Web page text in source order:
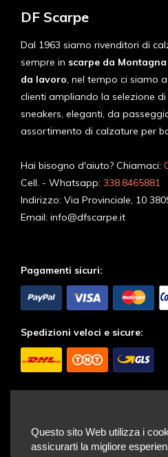
Questo sito Web utilizza i
assicurarti la migliore
DF Scarpe
Dal 1963 siamo rivenditori di
sempre in scarpe da Montagna
da lavoro, nel tempo ci siamo
clienti ampliando la selezione
sneakers, eleganti, da
assortimento di calzature per
Hai bisogno d'aiuto? Chiamaci:
Cell. - Whatsapp: 338.8465881
Indirizzo: Via Provinciale, 10
Email: info@dfscarpe.it
Pagamenti sicuri:
Spedizioni veloci e sicure:
Seguici sui Social: